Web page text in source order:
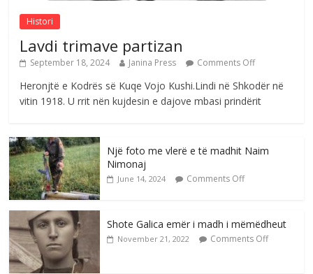
Histori
Lavdi trimave partizan
September 18, 2024 Janina Press Comments Off
Heronjtë e Kodrës së Kuqe Vojo Kushi.Lindi në Shkodër në
vitin 1918. U rrit nën kujdesin e dajove mbasi prindërit
Një foto me vlerë e të madhit Naim
Nimonaj
June 14, 2024 Comments Off
Shote Galica emër i madh i mëmëdheut
November 21, 2022 Comments Off